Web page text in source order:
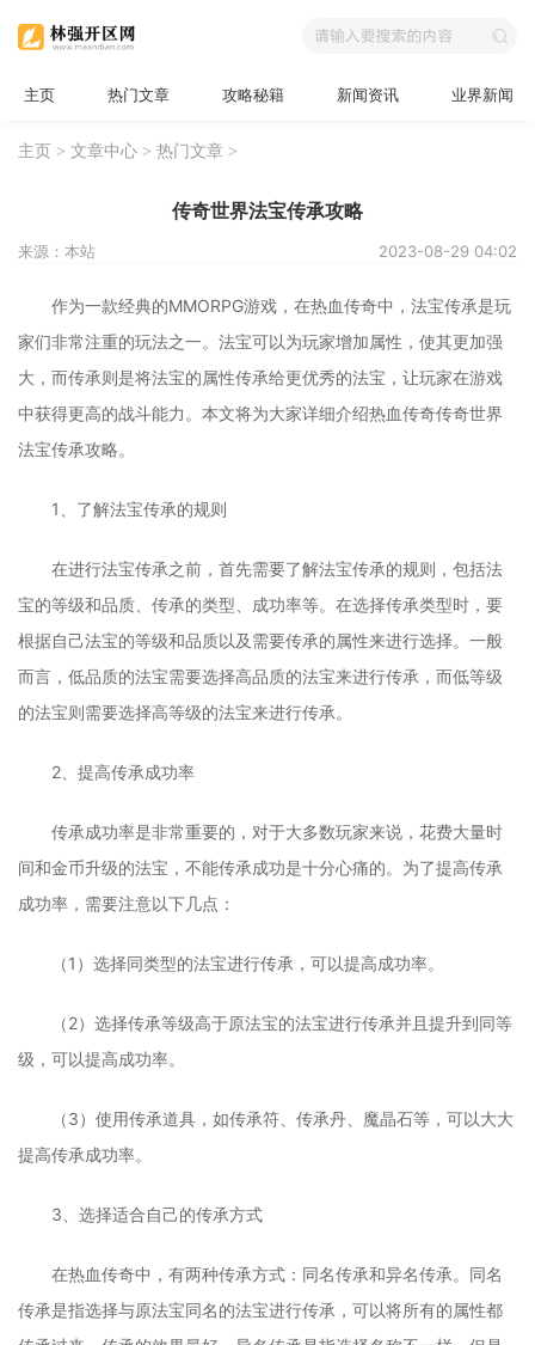
主页 热门文章 攻略秘籍 新闻资讯 业界新闻
主页 > 文章中心 > 热门文章 >
传奇世界法宝传承攻略
来源：本站 2023-08-29 04:02
作为一款经典的MMORPG游戏，在热血传奇中，法宝传承是玩
家们非常注重的玩法之一。法宝可以为玩家增加属性，使其更加强
大，而传承则是将法宝的属性传承给更优秀的法宝，让玩家在游戏
中获得更高的战斗能力。本文将为大家详细介绍热血传奇传奇世界
法宝传承攻略。
1、了解法宝传承的规则
在进行法宝传承之前，首先需要了解法宝传承的规则，包括法
宝的等级和品质、传承的类型、成功率等。在选择传承类型时，要
根据自己法宝的等级和品质以及需要传承的属性来进行选择。一般
而言，低品质的法宝需要选择高品质的法宝来进行传承，而低等级
的法宝则需要选择高等级的法宝来进行传承。
2、提高传承成功率
传承成功率是非常重要的，对于大多数玩家来说，花费大量时
间和金币升级的法宝，不能传承成功是十分心痛的。为了提高传承
成功率，需要注意以下几点：
（1）选择同类型的法宝进行传承，可以提高成功率。
（2）选择传承等级高于原法宝的法宝进行传承并且提升到同等
级，可以提高成功率。
（3）使用传承道具，如传承符、传承丹、魔晶石等，可以大大
提高传承成功率。
3、选择适合自己的传承方式
在热血传奇中，有两种传承方式：同名传承和异名传承。同名
传承是指选择与原法宝同名的法宝进行传承，可以将所有的属性都